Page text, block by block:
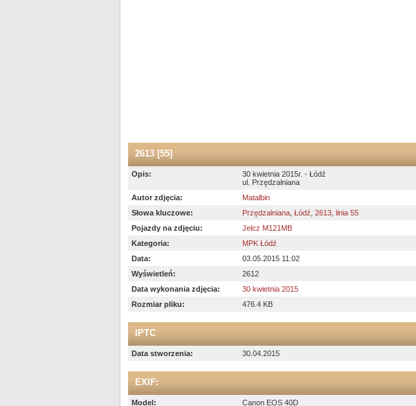
2613 [55]
Opis:
30 kwietnia 2015r. - Łódź
ul. Przędzalniana
Autor zdjęcia:
Matalbin
Słowa kluczowe:
Przędzalniana Łódź 2613 linia 55
Pojazdy na zdjęciu:
Jelcz M121MB
Kategoria:
MPK Łódź
Data:
03.05.2015 11:02
Wyświetleń:
2612
Data wykonania zdjęcia:
30 kwietnia 2015
Rozmiar pliku:
476.4 KB
IPTC
Data stworzenia: 30.04.2015
EXIF:
Model: Canon EOS 40D